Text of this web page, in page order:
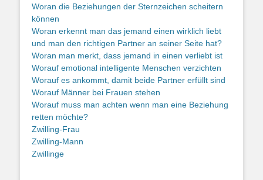
Woran die Beziehungen der Sternzeichen scheitern
können
Woran erkennt man das jemand einen wirklich liebt
und man den richtigen Partner an seiner Seite hat?
Woran man merkt, dass jemand in einen verliebt ist
Worauf emotional intelligente Menschen verzichten
Worauf es ankommt, damit beide Partner erfüllt sind
Worauf Männer bei Frauen stehen
Worauf muss man achten wenn man eine Beziehung
retten möchte?
Zwilling-Frau
Zwilling-Mann
Zwillinge